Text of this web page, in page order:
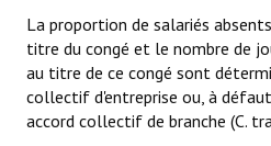
La proportion de salariés
titre du congé et le nombre de
au titre de ce congé sont
collectif d'entreprise ou, à
accord collectif de branche (C.